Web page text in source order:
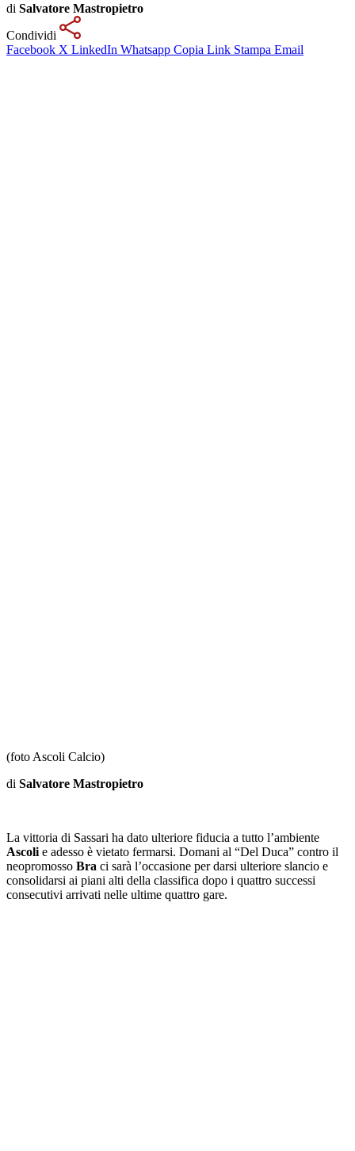
di Salvatore Mastropietro
Condividi
Facebook X LinkedIn Whatsapp Copia Link Stampa Email
(foto Ascoli Calcio)
di Salvatore Mastropietro
La vittoria di Sassari ha dato ulteriore fiducia a tutto l’ambiente
Ascoli e adesso è vietato fermarsi. Domani al “Del Duca” contro il
neopromosso Bra ci sarà l’occasione per darsi ulteriore slancio e
consolidarsi ai piani alti della classifica dopo i quattro successi
consecutivi arrivati nelle ultime quattro gare.